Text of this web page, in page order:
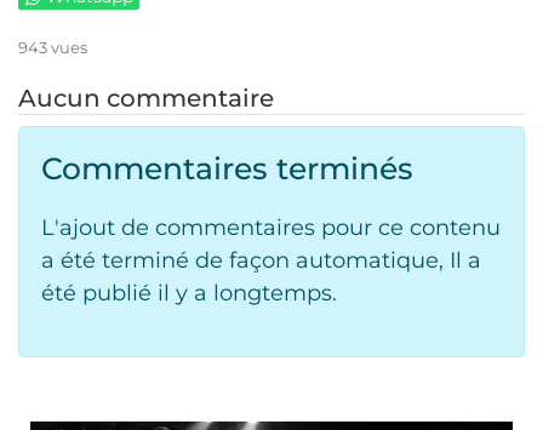
943 vues
Aucun commentaire
Commentaires terminés
L'ajout de commentaires pour ce contenu
a été terminé de façon automatique, Il a
été publié il y a longtemps.